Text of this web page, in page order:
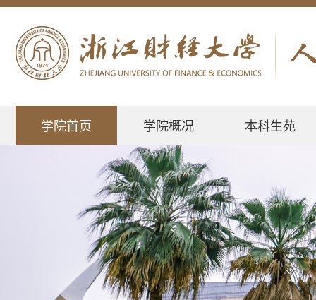
学院首页 学院概况 本科生苑